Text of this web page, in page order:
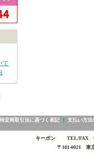
て
特定商取引法に基づく表記｜ 支払い方法
キーポン TEL/FAX
〒101-0021 東